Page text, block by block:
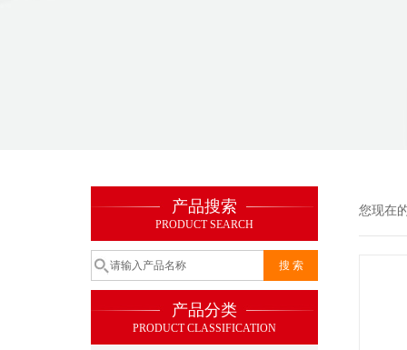
产品搜索
PRODUCT SEARCH
产品分类
PRODUCT CLASSIFICATION
您现在